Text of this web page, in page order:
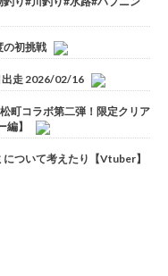
の初挑戦
出走 2026/02/16
町コラボ第二弾！限定クリア
】
ついて考えたり【Vtuber】